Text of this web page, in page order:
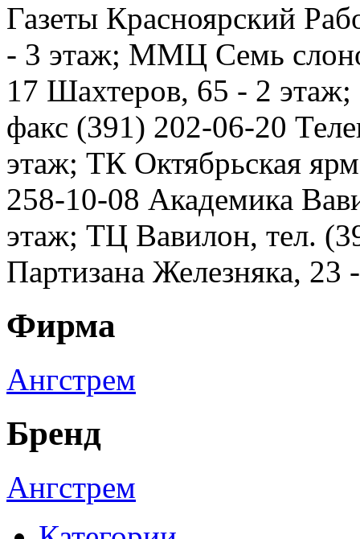
Газеты Красноярский
- 3 этаж; ММЦ Семь
17 Шахтеров, 65 - 2
факс (391) 202-06-20
этаж; ТК Октябрьская
258-10-08 Академика
этаж; ТЦ Вавилон, тел.
Партизана Железняка,
Фирма
Ангстрем
Бренд
Ангстрем